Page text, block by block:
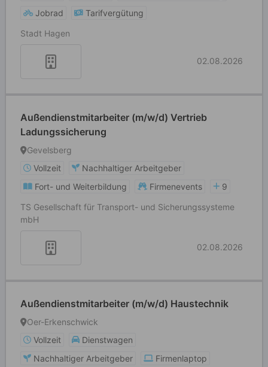
Jobrad
Tarifvergütung
Stadt Hagen
02.08.2026
Außendienstmitarbeiter (m/w/d) Vertrieb
Ladungssicherung
Gevelsberg
Vollzeit
Nachhaltiger Arbeitgeber
Fort- und Weiterbildung
Firmenevents
9
TS Gesellschaft für Transport- und Sicherungssysteme
mbH
02.08.2026
Außendienstmitarbeiter (m/w/d) Haustechnik
Oer-Erkenschwick
Vollzeit
Dienstwagen
Nachhaltiger Arbeitgeber
Firmenlaptop